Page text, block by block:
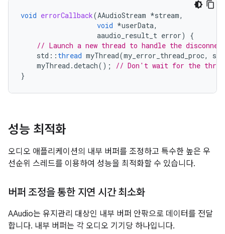
void errorCallback(AAudioStream *stream,
void *userData,
aaudio_result_t error)
{
// Launch a new thread to handle the
std :: thread myThread(my_error_thread_proc,
myThread .detach();
// Don't wait for the
}
성능 최적화
오디오 애플리케이션의 내부 버퍼를 조정하고 특수한 높은 우
선순위 스레드를 이용하여 성능을 최적화할 수 있습니다.
버퍼 조정을 통한 지연 시간 최소화
AAudio는 유지관리 대상인 내부 버퍼 안팎으로 데이터를 전달
합니다. 내부 버퍼는 각 오디오 기기당 하나입니다.